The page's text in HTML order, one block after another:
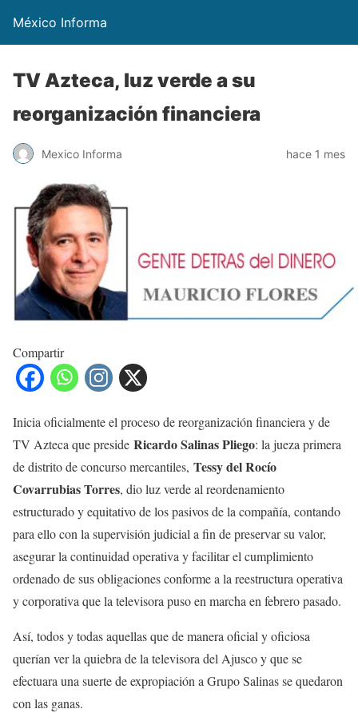
México Informa
TV Azteca, luz verde a su
reorganización financiera
Mexico Informa hace 1 mes
Compartir
Inicia oficialmente el proceso de reorganización financiera y de
TV Azteca que preside Ricardo Salinas Pliego: la jueza primera
de distrito de concurso mercantiles, Tessy del Rocío
Covarrubias Torres, dio luz verde al reordenamiento
estructurado y equitativo de los pasivos de la compañía, contando
para ello con la supervisión judicial a fin de preservar su valor,
asegurar la continuidad operativa y facilitar el cumplimiento
ordenado de sus obligaciones conforme a la reestructura operativa
y corporativa que la televisora puso en marcha en febrero pasado.
Así, todos y todas aquellas que de manera oficial y oficiosa
querían ver la quiebra de la televisora del Ajusco y que se
efectuara una suerte de expropiación a Grupo Salinas se quedaron
con las ganas.